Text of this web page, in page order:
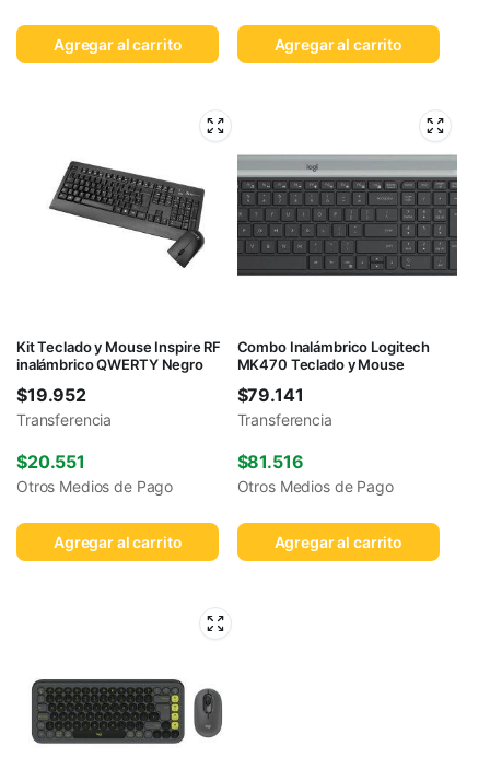
Agregar al carrito Agregar al carrito
Kit Teclado y Mouse Inspire RF
inalámbrico QWERTY Negro
$19.952
Transferencia
$20.551
Otros Medios de Pago
Agregar al carrito
Combo Inalámbrico Logitech
MK470 Teclado y Mouse
$79.141
Transferencia
$81.516
Otros Medios de Pago
Agregar al carrito